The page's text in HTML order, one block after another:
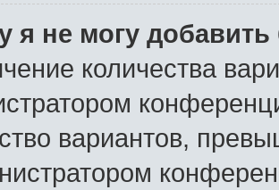
я не могу
количества
вариантов,